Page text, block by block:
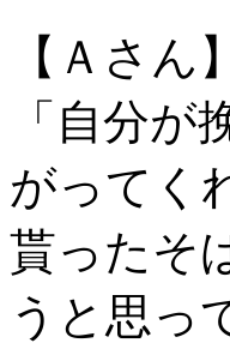
【Ａさん】
「自分
がってく
貰ったそ
うと思っ